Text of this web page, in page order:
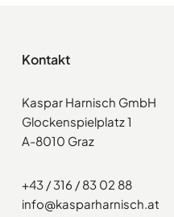
Kontakt
Kaspar Harnisch GmbH
Glockenspielplatz 1
A-8010 Graz
+43 / 316 / 83 02 88
info@kasparharnisch.at